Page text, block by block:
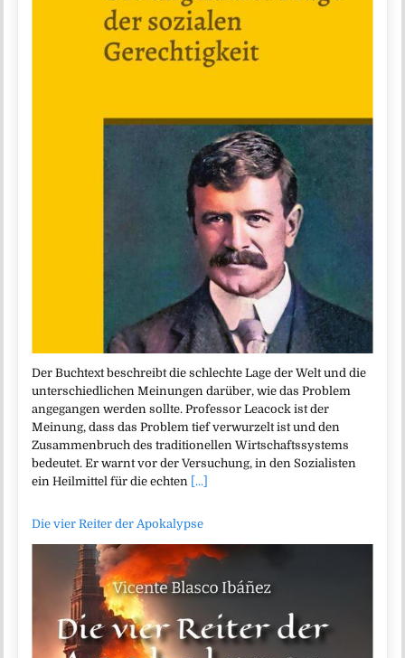
Der Buchtext beschreibt die schlechte Lage der Welt und die
unterschiedlichen Meinungen darüber, wie das Problem
angegangen werden sollte. Professor Leacock ist der
Meinung, dass das Problem tief verwurzelt ist und den
Zusammenbruch des traditionellen Wirtschaftssystems
bedeutet. Er warnt vor der Versuchung, in den Sozialisten
ein Heilmittel für die echten [...]
Die vier Reiter der Apokalypse